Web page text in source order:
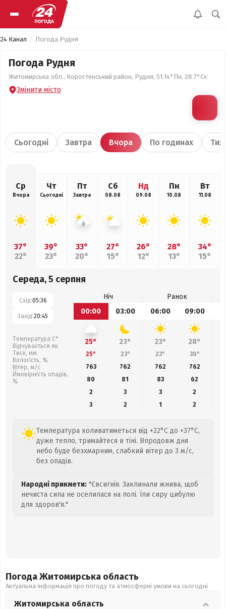
24 Канал Погода Рудня
Погода Рудня
Житомирська обл., Коростенський район, Рудня, 51.14°Пн, 28.7°Сх
Змінити місто
Сьогодні Завтра Вчора По годинах
Ср
Вчора
37°
22°
Чт
Сьогодні
39°
23°
Пт
Завтра
33°
20°
Сб
08.08
27°
15°
Нд
09.08
26°
12°
Пн
10.08
28°
13°
Вт
11.08
34°
15°
Середа, 5 серпня
Схід:05:36
Захід:20:45
Температура С°
Відчувається як
Тиск, мм
Вологість, %
Вітер, м/с
Ймовірність опадів,
%
Ніч
Ранок
00:00
03:00 06:00 09:00
25° 23° 23° 28°
25° 23° 23° 30°
763
762 762 762
80
81 83 62
2
3 3
2
3
2 1 2
Температура коливатиметься від +22°C до +37°C,
дуже тепло, тримайтеся в тіні. Впродовж дня
небо буде безхмарним, слабкий вітер до 3 м/с,
без опадів.
Народні прикмети: "Євсигнія. Заклинали жнива, щоб
нечиста сила не оселилася на полі. Їли сиру цибулю
для здоров'я."
Погода Житомирська область
Актуальна інформація про погоду та атмосферні умови на сьогодні
Житомирська область